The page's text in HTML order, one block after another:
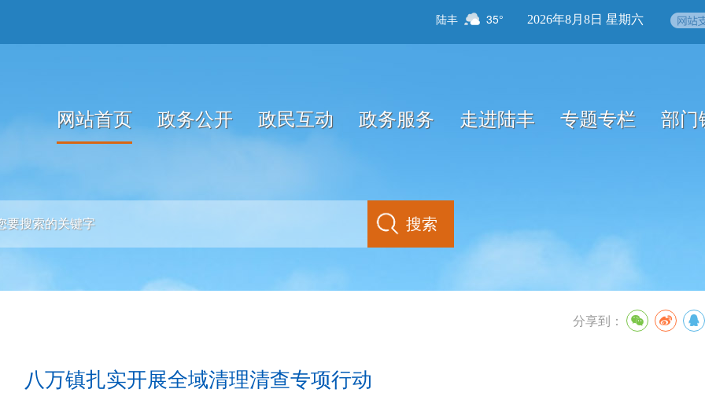
陆丰 35° 2026年8月8日 星期六
网站首页 政务公开 政民互动 政务服务 走进陆丰 专题专栏 部门
分享到：
八万镇扎实开展全域清理清查专项行动